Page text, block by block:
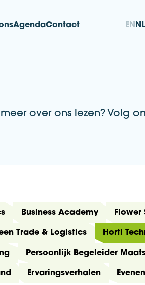
AgendaContact EN NL
over ons lezen? Volg
Business Academy Flower
Trade & Logistics Horti
Persoonlijk Begeleider
Ervaringsverhalen